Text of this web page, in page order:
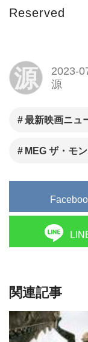
Reserved
源
2023-
源
最新映画ニュ
MEG ザ・モ
関連記事